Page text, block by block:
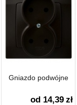
Gniazdo podwójne
od 14,39 zł